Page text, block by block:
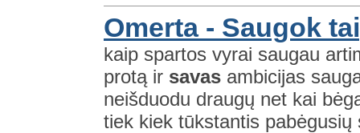
Omerta - Saugok
kaip spartos vyrai saugau
protą ir savas ambicijas
neišduodu draugų net kai
tiek kiek tūkstantis pabėgusių